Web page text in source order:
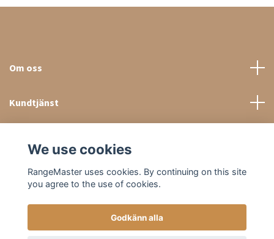
Om oss
Kundtjänst
We use cookies
RangeMaster uses cookies. By continuing on this site
you agree to the use of cookies.
Godkänn alla